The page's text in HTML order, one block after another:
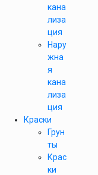
кана
лиза
ция
Нару
жна
я
кана
лиза
ция
Краски
Грун
ты
Крас
ки